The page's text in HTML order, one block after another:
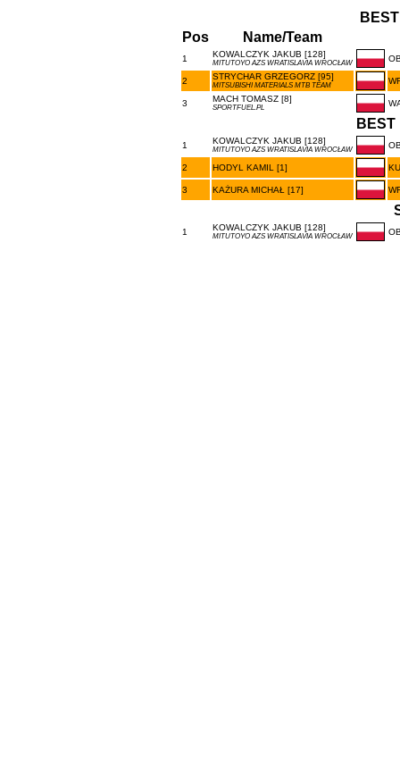
Pos
Name/Team
1 KOWALCZYK JAKUB [128]
MITUTOYO AZS WRATISLAVIA WROCŁAW
2 STRYCHAR GRZEGORZ [95]
MITSUBISHI MATERIALS MTB TEAM
3 MACH TOMASZ [8]
SPORTFUEL.PL
BEST
1 KOWALCZYK JAKUB [128]
MITUTOYO AZS WRATISLAVIA WROCŁAW
2 HODYL KAMIL [1]
3 KAŻURA MICHAŁ [17]
1 KOWALCZYK JAKUB [128]
MITUTOYO AZS WRATISLAVIA WROCŁAW